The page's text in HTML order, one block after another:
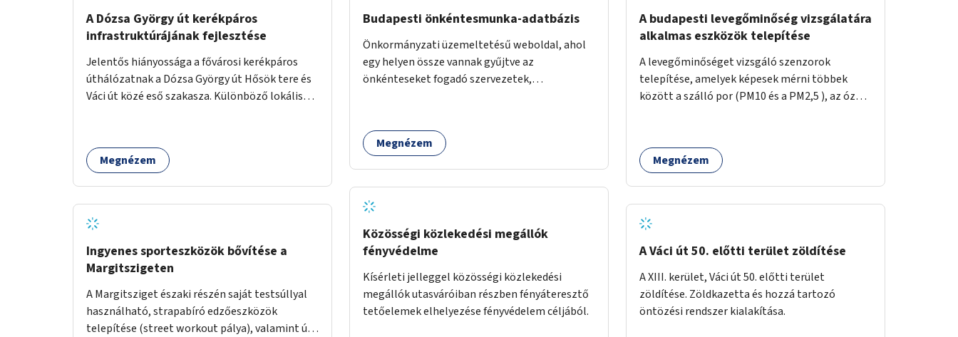
A Dózsa György út kerékpáros
infrastruktúrájának fejlesztése
Jelentős hiányossága a fővárosi kerékpáros
úthálózatnak a Dózsa György út Hősök tere és
Váci út közé eső szakasza. Különböző lokális
biztonsága már azt megelőzően, hogy
többéves távlatban sor kerülne az út teljes
Megnézem
Ingyenes sporteszközök bővítése a
Margitszigeten
A Margitsziget északi részén saját testsúllyal
használható, strapabíró edzőeszközök
telepítése (street workout pálya), valamint új
Budapesti önkéntesmunka-adatbázis
Önkormányzati üzemeltetésű weboldal, ahol
egy helyen össze vannak gyűjtve az
önkénteseket fogadó szervezetek,
helyszín és/vagy intézmény, illetve a munka
jellege alapján, és kapcsolatba tudnak lépni az
függetlenül folyna, az önkormányzat a
weboldal üzemeltetését és népszerűsítését
végezné, amelynek kiemelt része lenne az
adatok naprakészen tartása.
Megnézem
Közösségi közlekedési megállók
fényvédelme
Kísérleti jelleggel közösségi közlekedési
megállók utasváróiban részben fényáteresztő
tetőelemek elhelyezése fényvédelem céljából.
A budapesti levegőminőség vizsgálatára
alkalmas eszközök telepítése
A levegőminőséget vizsgáló szenzorok
telepítése, amelyek képesek mérni többek
között a szálló por (PM10 és a PM2,5 ), az ózon
például a szélsebességet, a szélirányt, a
hőmérsékletet vagy a relatív páratartalmat. A
elérhetők, térképes megjelenítéssel és időbeli
bontásban.
Megnézem
A Váci út 50. előtti terület zöldítése
A XIII. kerület, Váci út 50. előtti terület
zöldítése. Zöldkazetta és hozzá tartozó
öntözési rendszer kialakítása.